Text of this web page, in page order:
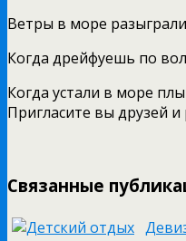
Ветры в море
Когда дрейфуешь по
Когда устали в море
Пригласите вы друзей
Связанные